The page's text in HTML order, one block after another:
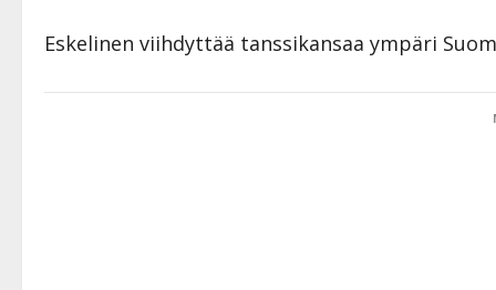
Eskelinen viihdyttää tanssikansaa ympäri